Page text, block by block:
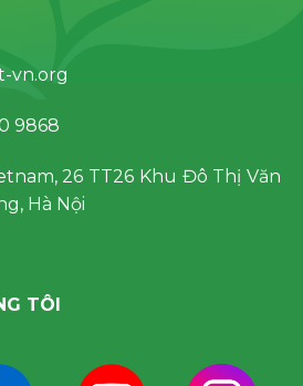
vn.org
9868
26 TT26 Khu Đô Thị Văn
Hà Nội
TÔI